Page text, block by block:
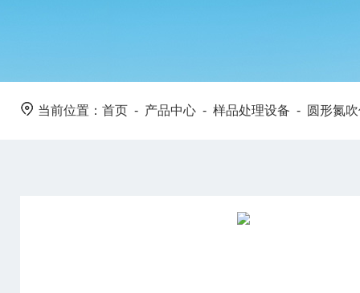
当前位置： 首页 - 产品中心 - 样品处理设备 - 圆形氮